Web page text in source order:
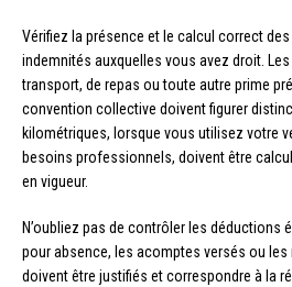
Vérifiez la présence et le calcul correct
indemnités auxquelles vous avez droit. Les
transport, de repas ou toute autre prime
convention collective doivent figurer
kilométriques, lorsque vous utilisez votre
besoins professionnels, doivent être
en vigueur.
N’oubliez pas de contrôler les déductions
pour absence, les acomptes versés ou
doivent être justifiés et correspondre à la